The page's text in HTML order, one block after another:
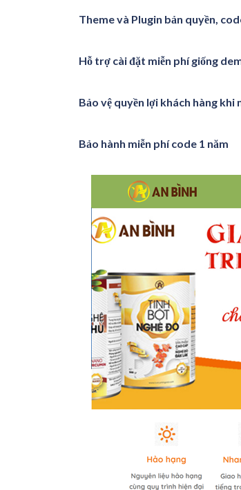
Theme và Plugin bản quyền,
Hỗ trợ cài đặt miễn phí giống
Bảo vệ quyền lợi khách hàng
Bảo hành miễn phí code 1 năm